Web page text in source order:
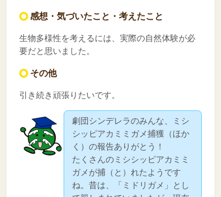
感想・気づいたこと・考えたこと
生物多様性を考えるには、実際の自然体験が必
要だと思いました。
その他
引き続き頑張りたいです。
劇団シンデレラのみんな、ミシ
シッピアカミミガメ捕獲（ほか
く）の報告ありがとう！
たくさんのミシシッピアカミミ
ガメが捕（と）れたようです
ね。昔は、「ミドリガメ」とし